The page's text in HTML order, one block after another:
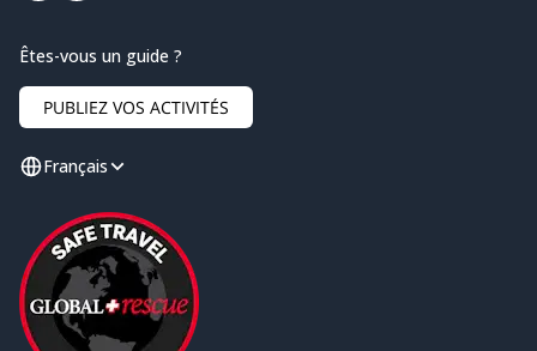
Êtes-vous un guide ?
PUBLIEZ VOS ACTIVITÉS
Français